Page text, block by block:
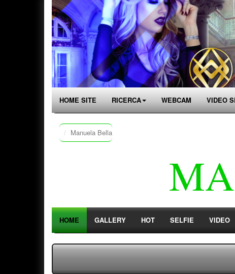
HOME SITE RICERCA WEBCAM VIDEO
Manuela Bella
HOME GALLERY HOT SELFIE VIDEO